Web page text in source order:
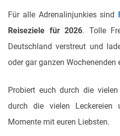
Für alle Adrenalinjunkies sind
Reiseziele für 2026. Tolle
Deutschland verstreut und
oder gar ganzen Wochenenden
Probiert euch durch die
durch die vielen Leckereien
Momente mit euren Liebsten.